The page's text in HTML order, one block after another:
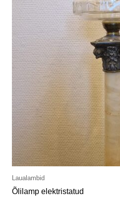
Laualambid
Õlilamp elektristatud